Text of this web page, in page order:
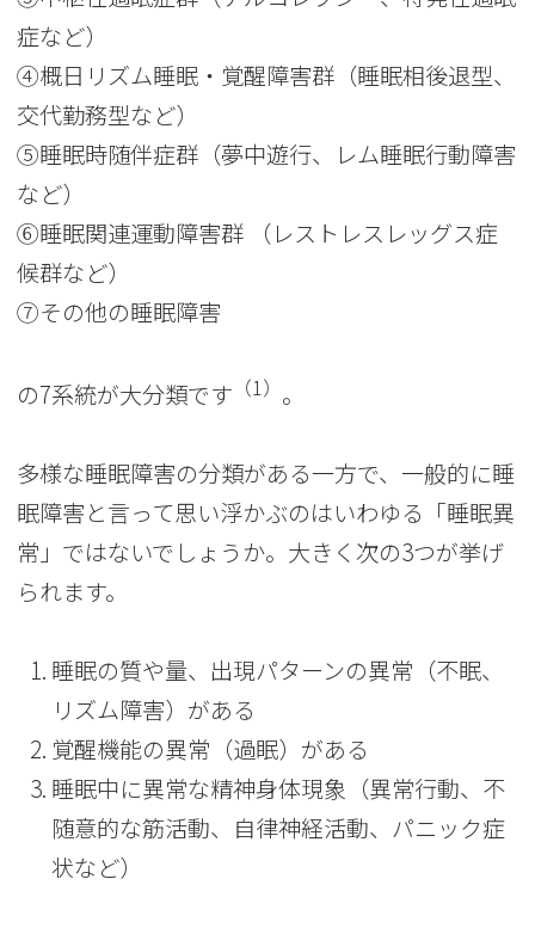
症など）
④概日リズム睡眠・覚醒障害群（睡眠相後退型、
交代勤務型など）
⑤睡眠時随伴症群（夢中遊行、レム睡眠行動障害
など）
⑥睡眠関連運動障害群 （レストレスレッグス症
候群など）
⑦その他の睡眠障害
の7系統が大分類です （1） 。
多様な睡眠障害の分類がある一方で、一般的に睡
眠障害と言って思い浮かぶのはいわゆる「睡眠異
常」ではないでしょうか。大きく次の3つが挙げ
られます。
睡眠の質や量、出現パターンの異常（不眠、
リズム障害）がある
覚醒機能の異常（過眠）がある
睡眠中に異常な精神身体現象（異常行動、不
随意的な筋活動、自律神経活動、パニック症
状など）